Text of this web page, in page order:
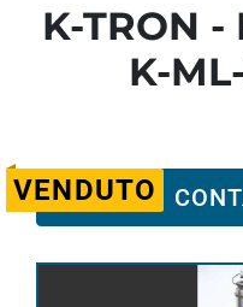
K-TRON
K-
VENDUTO